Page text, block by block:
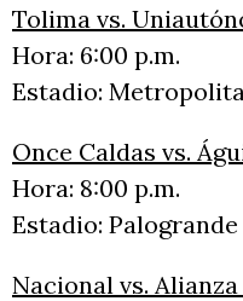
Tolima vs.
Hora: 6:00 p.m.
Estadio:
Once Caldas vs.
Hora: 8:00 p.m.
Estadio: Palogrande
Nacional vs.